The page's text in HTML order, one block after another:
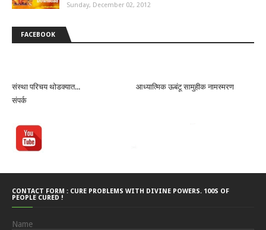
Sunday, December 02, 2012
FACEBOOK
संस्था परिचय थोडक्यात...
आध्यात्मिक ऊबंटू सामुहीक नामस्मरण
संपर्क
CONTACT FORM : CURE PROBLEMS WITH DIVINE POWERS. 100S OF
PEOPLE CURED !
Name